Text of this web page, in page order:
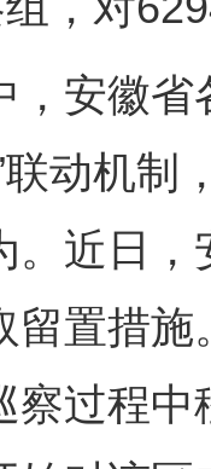
安徽省
联动机
。近日
留置措
察过程